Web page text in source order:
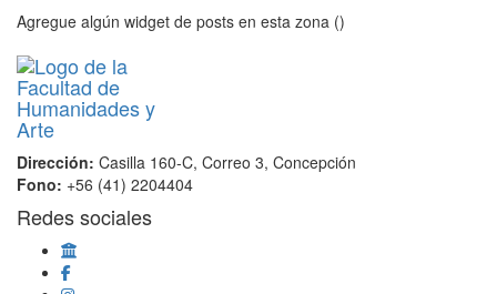
Agregue algún widget de posts en esta zona ()
Dirección: Casilla 160-C, Correo 3, Concepción
Fono: +56 (41) 2204404
Redes sociales